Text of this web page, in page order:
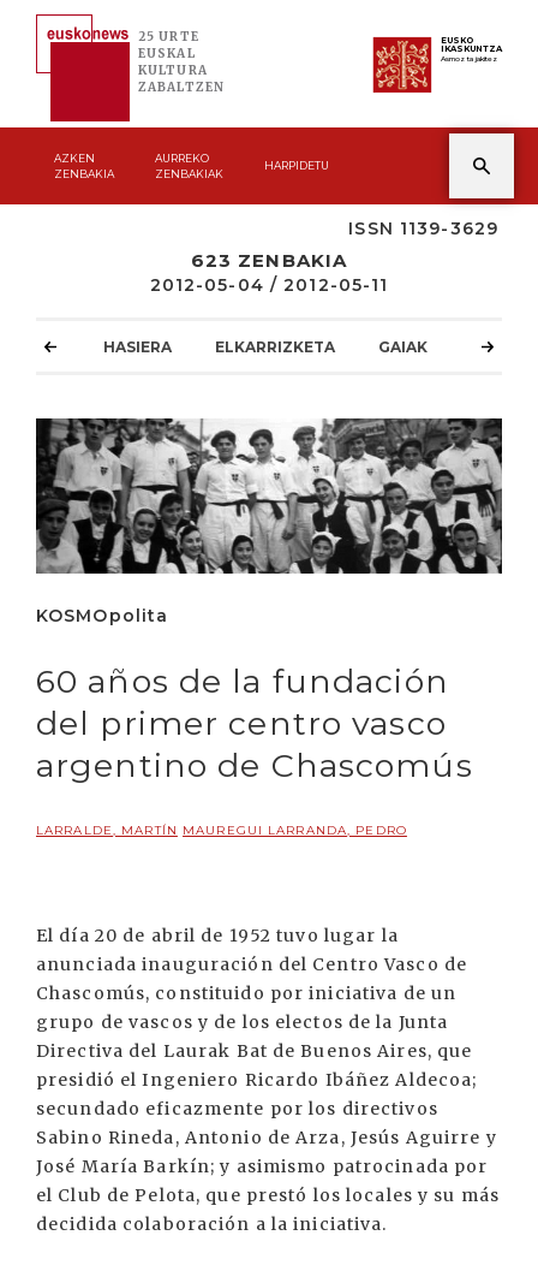
25 URTE
EUSKAL
KULTURA
ZABALTZEN
EUSKO
IKASKUNTZA
Asmoz ta jakitez
AZKEN
ZENBAKIA
AURREKO
ZENBAKIAK
HARPIDETU
ISSN 1139-3629
623 ZENBAKIA
2012-05-04 / 2012-05-11
HASIERA ELKARRIZKETA GAIAK
KOSMOpolita
60 años de la fundación
del primer centro vasco
argentino de Chascomús
LARRALDE, MARTÍN MAUREGUI LARRANDA, PEDRO
El día 20 de abril de 1952 tuvo lugar la
anunciada inauguración del Centro Vasco de
Chascomús, constituido por iniciativa de un
grupo de vascos y de los electos de la Junta
Directiva del Laurak Bat de Buenos Aires, que
presidió el Ingeniero Ricardo Ibáñez Aldecoa;
secundado eficazmente por los directivos
Sabino Rineda, Antonio de Arza, Jesús Aguirre y
José María Barkín; y asimismo patrocinada por
el Club de Pelota, que prestó los locales y su más
decidida colaboración a la iniciativa.